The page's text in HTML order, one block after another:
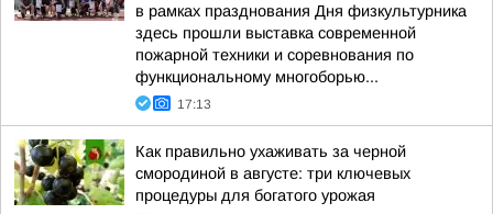
в рамках празднования Дня физкультурника
здесь прошли выставка современной
пожарной техники и соревнования по
функциональному многоборью...
17:13
Как правильно ухаживать за черной
смородиной в августе: три ключевых
процедуры для богатого урожая